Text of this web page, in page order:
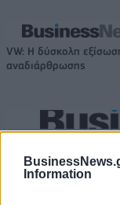
Information
VW: Η δύσκολη
αναδιάρθρωσης
πύλες του σε όλους